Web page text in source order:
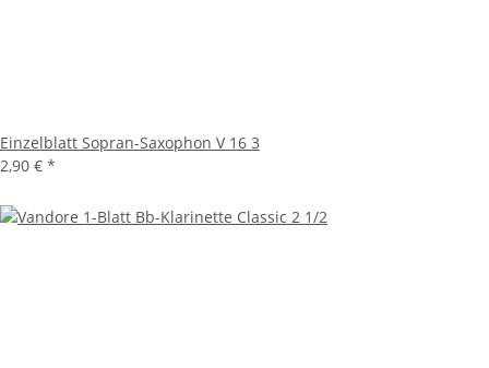
Einzelblatt Sopran-Saxophon V 16 3
2,90 € *